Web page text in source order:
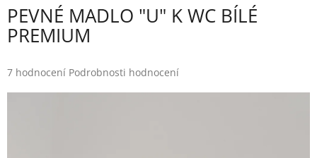
PEVNÉ MADLO "U" K WC BÍLÉ
PREMIUM
Průměrné
7 hodnocení Podrobnosti hodnocení